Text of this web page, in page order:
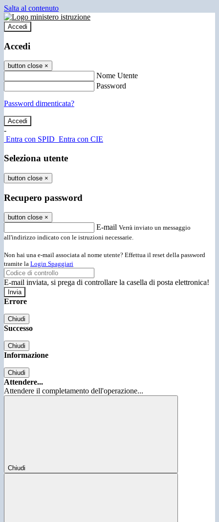
Salta al contenuto
Accedi
Accedi
button close ×
Nome Utente
Password
Password dimenticata?
-
Entra con SPID Entra con CIE
Seleziona utente
button close ×
Recupero password
button close ×
E-mail Verrà inviato un messaggio
all'indirizzo indicato con le istruzioni necessarie.
Non hai una e-mail associata al nome utente? Effettua il reset della password
tramite la Login Spaggiari
E-mail inviata, si prega di controllare la casella di posta elettronica!
Errore
Chiudi
Successo
Chiudi
Informazione
Chiudi
Attendere...
Attendere il completamento dell'operazione...
Chiudi